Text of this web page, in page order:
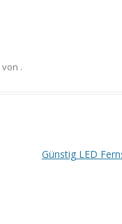
von .
Günstig LED